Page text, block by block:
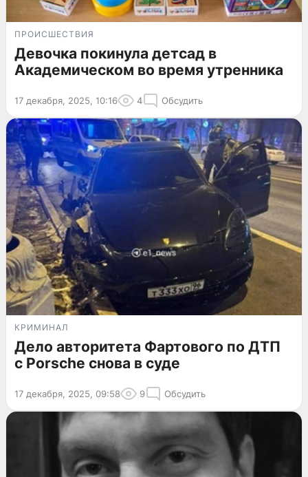
ПРОИСШЕСТВИЯ
Девочка покинула детсад в
Академическом во время утренника
17 декабря, 2025, 10:16 4 Обсудить
КРИМИНАЛ
Дело авторитета Фартового по ДТП
с Porsche снова в суде
17 декабря, 2025, 09:58 9 Обсудить